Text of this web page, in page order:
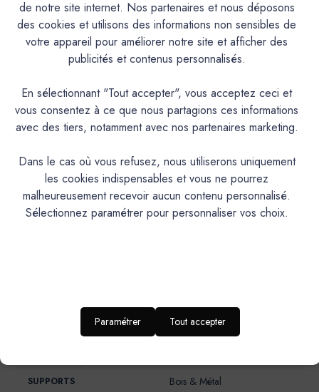
Caractéristiques
Couleurs & Échantillons
La Spéciale est une peinture Alkyde de protection et de
décoration pour les bois, métaux et tous supports usuels.
Intérieur/Extérieur. Excellent pouvoir couvrant et opacifiant.
Très bonne tenue et bon rendu. Excellente adhérence et
bonne résistance aux intempéries. Contient un anti-rouille.
Peinture en phase aqueuse à base de résines
alkydes en emulsion
SUPPORTS Bois & Métal
de notre site internet. Nos partenaires et nous déposons
des cookies et utilisons des informations non sensibles de
votre appareil pour améliorer notre site et afficher des
publicités et contenus personnalisés.
En sélectionnant "Tout accepter", vous acceptez ceci et
vous consentez à ce que nous partagions ces informations
avec des tiers, notamment avec nos partenaires marketing.
Dans le cas où vous refusez, nous utiliserons uniquement
les cookies indispensables et vous ne pourrez
malheureusement recevoir aucun contenu personnalisé.
Sélectionnez paramétrer pour personnaliser vos choix.
Paramétrer Tout accepter